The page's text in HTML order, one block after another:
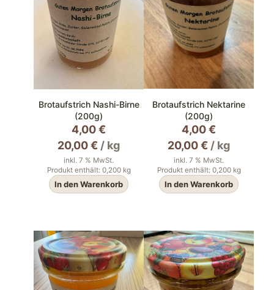
Brotaufstrich Nashi-Birne
(200g)
4,00€
20,00€ / kg
inkl. 7 % MwSt.
Produkt enthält: 0,200 kg
In den Warenkorb
Brotaufstrich Nektarine
(200g)
4,00€
20,00€ / kg
inkl. 7 % MwSt.
Produkt enthält: 0,200 kg
In den Warenkorb